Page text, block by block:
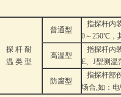
探 杆 耐
温 类 型
普通型
指探杆内
0～250℃，
高温型
指探杆内
E、J型测
防腐型
指探杆部
场合,如：